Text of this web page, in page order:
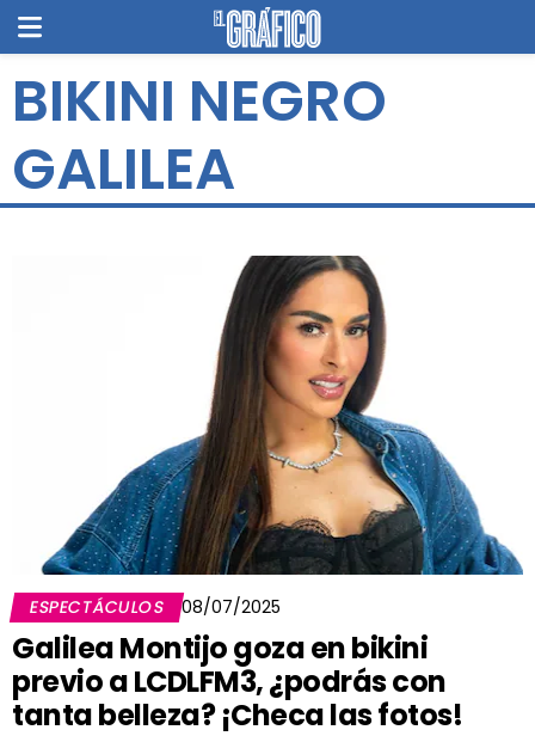
BIKINI NEGRO
GALILEA
ESPECTÁCULOS 08/07/2025
Galilea Montijo goza en bikini
previo a LCDLFM3, ¿podrás con
tanta belleza? ¡Checa las fotos!